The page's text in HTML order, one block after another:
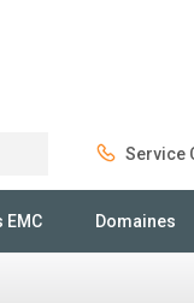
Service
EMC Domaines